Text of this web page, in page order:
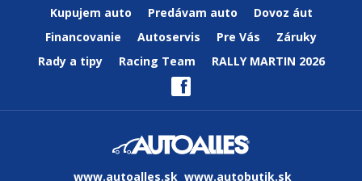
Kupujem auto Predávam auto
Dovoz áut
Financovanie
Autoservis Pre Vás
Záruky
Rady a tipy
Racing Team RALLY MARTIN 2026
www.autoalles.sk www.autobutik.sk